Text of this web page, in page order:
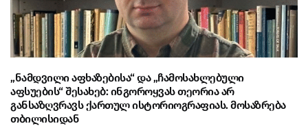
„ნამდვილი აფხაზებისა“ და „ჩამოსახლებული
აფსუების“ შესახებ: ინგოროყვას თეორია არ
განსაზღვრავს ქართულ ისტორიოგრაფიას. მოსაზრება
თბილისიდან